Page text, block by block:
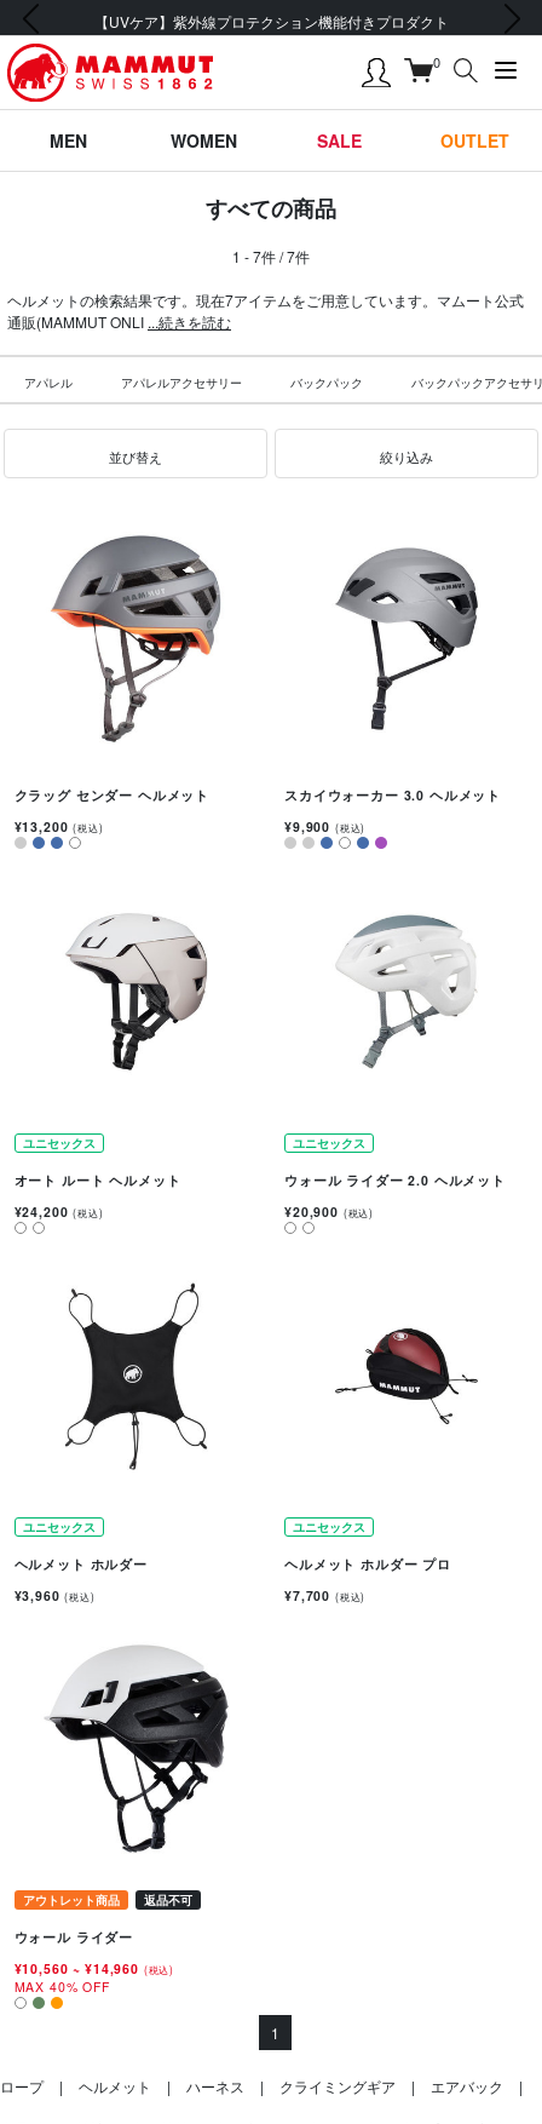
【UVケア】紫外線プロテクション機能付きプロダクト
前の画像 次の画像
0
MEN WOMEN SALE OUTLET
すべての商品
1 - 7件 / 7件
ヘルメットの検索結果です。現在7アイテムをご用意しています。マムート公式
通販(MAMMUT ONLI ...続きを読む
アパレル アパレルアクセサリー バックパック バックパックアクセサ
並び替え 絞り込み
クラッグ センダー ヘルメット
¥13,200(税込)
スカイウォーカー 3.0 ヘルメット
¥9,900 (税込)
ユニセックス
オート ルート ヘルメット
¥24,200(税込)
ユニセックス
ウォール ライダー 2.0 ヘルメット
¥20,900 (税込)
ユニセックス
ヘルメット ホルダー
¥3,960(税込)
ユニセックス
ヘルメット ホルダー プロ
¥7,700 (税込)
アウトレット商品 返品不可
ウォール ライダー
¥10,560~ ¥14,960 (税込)
MAX 40% OFF
1
ロープ ヘルメット ハーネス クライミングギア エアバック